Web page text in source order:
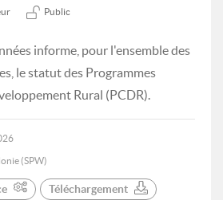
Public
informe, pour l'ensemble des
le statut des Programmes
Rural (PCDR).
(SPW)
Téléchargement